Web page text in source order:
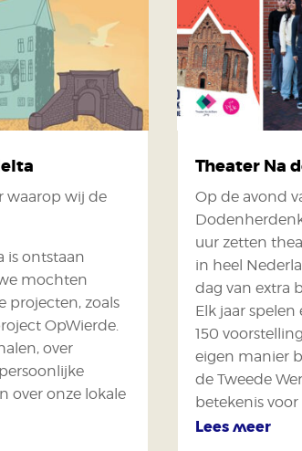
waarop wij de
is ontstaan
mochten
projecten, zoals
OpWierde.
over
over onze lokale
Theater Na
Op de avond
uur zetten
in heel
dag van extra
Elk jaar
150
eigen manier
de Tweede
betekenis voor
Lees meer